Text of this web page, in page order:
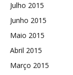
Julho 2015
Junho 2015
Maio 2015
Abril 2015
Março 2015